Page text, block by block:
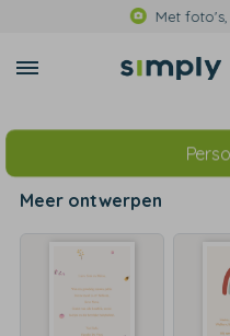
Met
Meer ontwerpen